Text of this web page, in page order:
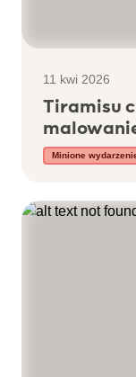
11 kwi 2026
Tiramisu
Minione